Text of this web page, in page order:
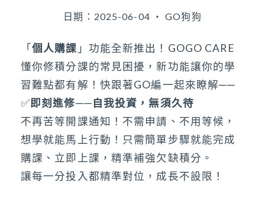
日期：2025-06-04 ‧ GO狗狗
「個人購課 」功能全新推出！GOGO CARE
懂你修積分課的常見困擾，新功能讓你的學
習難點都有解！快跟著GO編一起來瞭解──
✅即刻進修──自我投資，無須久待
不再苦等開課通知！不需申請、不用等候，
想學就能馬上行動！只需簡單步驟就能完成
購課、立即上課，精準補強欠缺積分。
讓每一分投入都精準對位，成長不設限！